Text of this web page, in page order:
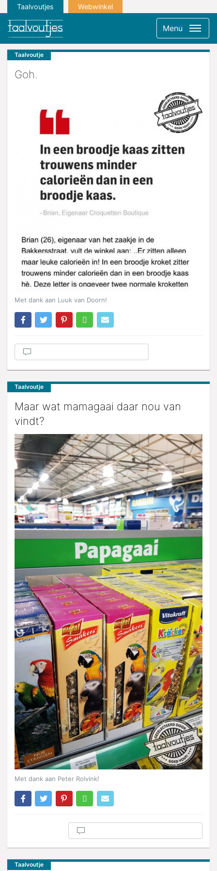
Taalvoutjes Webwinkel
Menu
Taalvoutje
Goh.
Met dank aan Luuk van Doorn!
Taalvoutje
Maar wat mamagaai daar nou van
vindt?
Met dank aan Peter Rolvink!
Taalvoutje